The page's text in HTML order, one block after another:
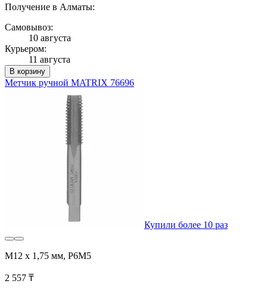
Получение в Алматы:
Самовывоз:
10 августа
Курьером:
11 августа
В корзину
Метчик ручной MATRIX 76696
Купили более 10 раз
М12 х 1,75 мм, Р6М5
2 557 ₸